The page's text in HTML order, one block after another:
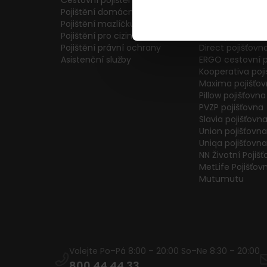
Pojištění domácnosti
Pojištění mazlíčků
Pojištění pro cizince
Pojištění právní ochrany
Asistenční služby
Direct
ERGO cestovní
Kooperativa
Maxima
Pillow pojišťovna
PVZP pojišťovna
Slavia pojišťovna
Union pojišťovna
Uniqa pojišťovna
NN Životní
MetLife
Mutumutu
Volejte Po–Pá 8:00 – 20:00 So–Ne 8:30 – 20:00